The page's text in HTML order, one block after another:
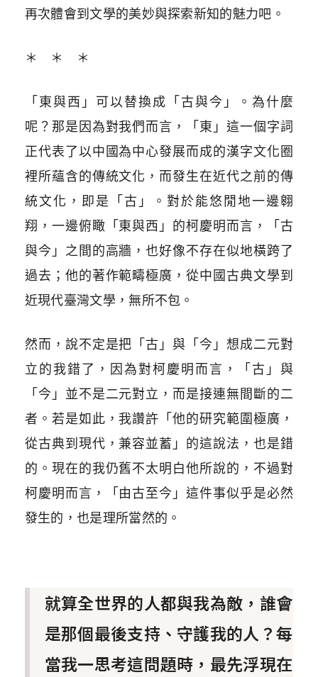
再次體會到文學的美妙與探索新知的魅力吧。
＊ ＊ ＊
「東與西」可以替換成「古與今」。為什麼
呢？那是因為對我們而言，「東」這一個字詞
正代表了以中國為中心發展而成的漢字文化圈
裡所蘊含的傳統文化，而發生在近代之前的傳
統文化，即是「古」。對於能悠閒地一邊翱
翔，一邊俯瞰「東與西」的柯慶明而言，「古
與今」之間的高牆，也好像不存在似地橫跨了
過去；他的著作範疇極廣，從中國古典文學到
近現代臺灣文學，無所不包。
然而，說不定是把「古」與「今」想成二元對
立的我錯了，因為對柯慶明而言，「古」與
「今」並不是二元對立，而是接連無間斷的二
者。若是如此，我讚許「他的研究範圍極廣，
從古典到現代，兼容並蓄」的這說法，也是錯
的。現在的我仍舊不太明白他所說的，不過對
柯慶明而言，「由古至今」這件事似乎是必然
發生的，也是理所當然的。
就算全世界的人都與我為敵，誰會
是那個最後支持、守護我的人？每
當我一思考這問題時，最先浮現在